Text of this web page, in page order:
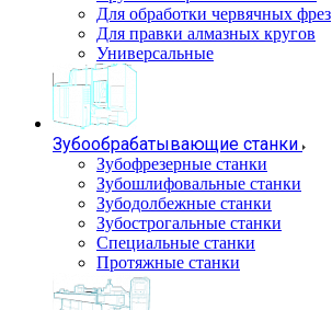
Для обработки червячных фрез
Для правки алмазных кругов
Универсальные
Зубообрабатывающие станки
Зубофрезерные станки
Зубошлифовальные станки
Зубодолбежные станки
Зубострогальные станки
Специальные станки
Протяжные станки